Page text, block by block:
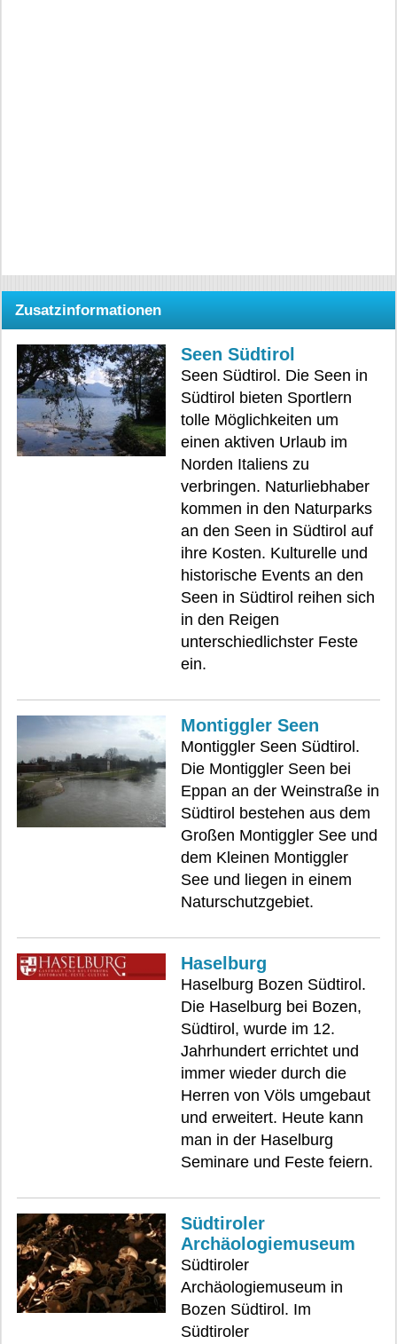
Zusatzinformationen
Seen Südtirol
Seen Südtirol. Die Seen in
Südtirol bieten Sportlern
tolle Möglichkeiten um
einen aktiven Urlaub im
Norden Italiens zu
verbringen. Naturliebhaber
kommen in den Naturparks
an den Seen in Südtirol auf
ihre Kosten. Kulturelle und
historische Events an den
Seen in Südtirol reihen sich
in den Reigen
unterschiedlichster Feste
ein.
Montiggler Seen
Montiggler Seen Südtirol.
Die Montiggler Seen bei
Eppan an der Weinstraße in
Südtirol bestehen aus dem
Großen Montiggler See und
dem Kleinen Montiggler
See und liegen in einem
Naturschutzgebiet.
Haselburg
Haselburg Bozen Südtirol.
Die Haselburg bei Bozen,
Südtirol, wurde im 12.
Jahrhundert errichtet und
immer wieder durch die
Herren von Völs umgebaut
und erweitert. Heute kann
man in der Haselburg
Seminare und Feste feiern.
Südtiroler
Archäologiemuseum
Südtiroler
Archäologiemuseum in
Bozen Südtirol. Im
Südtiroler